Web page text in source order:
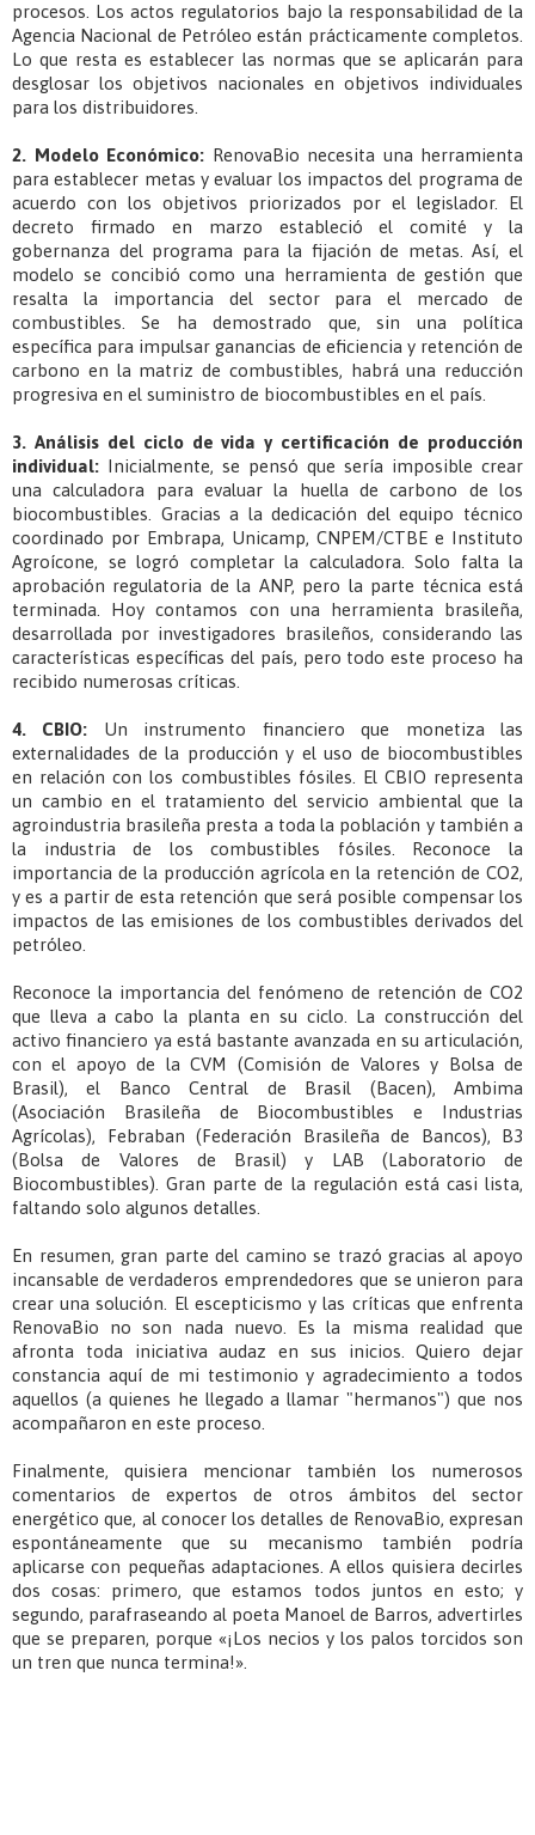
procesos. Los actos regulatorios bajo la responsabilidad de la
Agencia Nacional de Petróleo están prácticamente completos.
Lo que resta es establecer las normas que se aplicarán para
desglosar los objetivos nacionales en objetivos individuales
para los distribuidores.
2. Modelo Económico: RenovaBio necesita una herramienta
para establecer metas y evaluar los impactos del programa de
acuerdo con los objetivos priorizados por el legislador. El
decreto firmado en marzo estableció el comité y la
gobernanza del programa para la fijación de metas. Así, el
modelo se concibió como una herramienta de gestión que
resalta la importancia del sector para el mercado de
combustibles. Se ha demostrado que, sin una política
específica para impulsar ganancias de eficiencia y retención de
carbono en la matriz de combustibles, habrá una reducción
progresiva en el suministro de biocombustibles en el país.
3. Análisis del ciclo de vida y certificación de producción
individual: Inicialmente, se pensó que sería imposible crear
una calculadora para evaluar la huella de carbono de los
biocombustibles. Gracias a la dedicación del equipo técnico
coordinado por Embrapa, Unicamp, CNPEM/CTBE e Instituto
Agroícone, se logró completar la calculadora. Solo falta la
aprobación regulatoria de la ANP, pero la parte técnica está
terminada. Hoy contamos con una herramienta brasileña,
desarrollada por investigadores brasileños, considerando las
características específicas del país, pero todo este proceso ha
recibido numerosas críticas.
4. CBIO: Un instrumento financiero que monetiza las
externalidades de la producción y el uso de biocombustibles
en relación con los combustibles fósiles. El CBIO representa
un cambio en el tratamiento del servicio ambiental que la
agroindustria brasileña presta a toda la población y también a
la industria de los combustibles fósiles. Reconoce la
importancia de la producción agrícola en la retención de CO2,
y es a partir de esta retención que será posible compensar los
impactos de las emisiones de los combustibles derivados del
petróleo.
Reconoce la importancia del fenómeno de retención de CO2
que lleva a cabo la planta en su ciclo. La construcción del
activo financiero ya está bastante avanzada en su articulación,
con el apoyo de la CVM (Comisión de Valores y Bolsa de
Brasil), el Banco Central de Brasil (Bacen), Ambima
(Asociación Brasileña de Biocombustibles e Industrias
Agrícolas), Febraban (Federación Brasileña de Bancos), B3
(Bolsa de Valores de Brasil) y LAB (Laboratorio de
Biocombustibles). Gran parte de la regulación está casi lista,
faltando solo algunos detalles.
En resumen, gran parte del camino se trazó gracias al apoyo
incansable de verdaderos emprendedores que se unieron para
crear una solución. El escepticismo y las críticas que enfrenta
RenovaBio no son nada nuevo. Es la misma realidad que
afronta toda iniciativa audaz en sus inicios. Quiero dejar
constancia aquí de mi testimonio y agradecimiento a todos
aquellos (a quienes he llegado a llamar "hermanos") que nos
acompañaron en este proceso.
Finalmente, quisiera mencionar también los numerosos
comentarios de expertos de otros ámbitos del sector
energético que, al conocer los detalles de RenovaBio, expresan
espontáneamente que su mecanismo también podría
aplicarse con pequeñas adaptaciones. A ellos quisiera decirles
dos cosas: primero, que estamos todos juntos en esto; y
segundo, parafraseando al poeta Manoel de Barros, advertirles
que se preparen, porque «¡Los necios y los palos torcidos son
un tren que nunca termina!».